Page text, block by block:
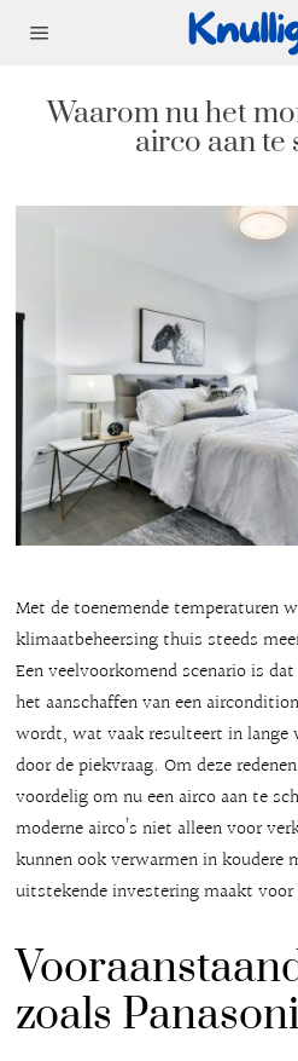
Waarom nu het
airco aan te
Met de toenemende temperaturen
klimaatbeheersing thuis steeds
Een veelvoorkomend scenario is
het aanschaffen van een
wordt, wat vaak resulteert in lange
door de piekvraag. Om deze
voordelig om nu een airco aan te
moderne airco’s niet alleen voor
kunnen ook verwarmen in koudere
uitstekende investering maakt voor
zoals